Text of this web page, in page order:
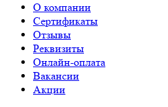
О компании
Сертификаты
Отзывы
Реквизиты
Онлайн-оплата
Вакансии
Акции